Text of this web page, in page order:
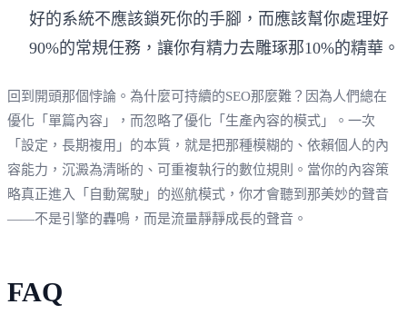
好的系統不應該鎖死你的手腳，而應該幫你處理好
90%的常規任務，讓你有精力去雕琢那10%的精華。
回到開頭那個悖論。為什麼可持續的SEO那麼難？因為人們總在
優化「單篇內容」，而忽略了優化「生產內容的模式」。一次
「設定，長期複用」的本質，就是把那種模糊的、依賴個人的內
容能力，沉澱為清晰的、可重複執行的數位規則。當你的內容策
略真正進入「自動駕駛」的巡航模式，你才會聽到那美妙的聲音
——不是引擎的轟鳴，而是流量靜靜成長的聲音。
FAQ